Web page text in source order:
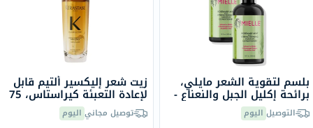
بلسم لتقوية الشعر مايلي،
برائحة إكليل الجبل والنعناع -
2 × 355 مل التوصيل اليوم
زيت شعر إليكسير ألتيم قابل
لإعادة التعبئة كيراستاس، 75
ملتوصيل مجاني اليوم